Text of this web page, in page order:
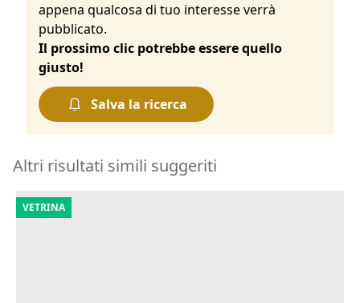
appena qualcosa di tuo interesse verrà
pubblicato.
Il prossimo clic potrebbe essere quello
giusto!
Salva la ricerca
Altri risultati simili suggeriti
VETRINA